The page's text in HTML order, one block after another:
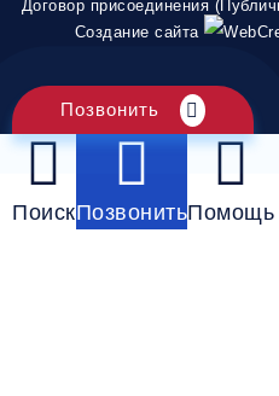
Договор присоединения
Создание сайта
Позвонить
ПоискПозвонитьПомощь